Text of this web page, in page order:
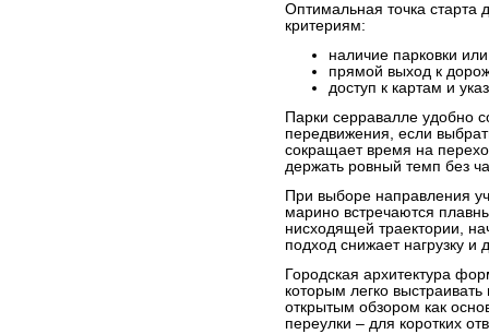
Оптимальная точка старта
критериям:
наличие парковки
прямой выход к
доступ к картам и
Парки серравалле удобно
передвижения, если
сокращает время на
держать ровный темп без
При выборе направления
марино встречаются
нисходящей траектории,
подход снижает нагрузку
Городская архитектура
которым легко
открытым обзором как
переулки – для коротких